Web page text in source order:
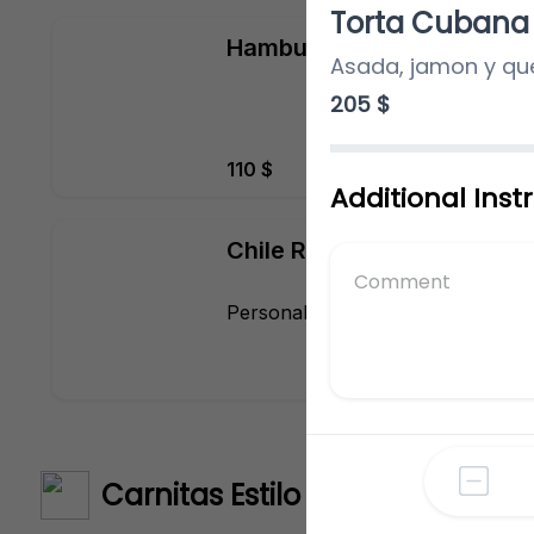
Hamburguesa con papas
110 $
Chile Relleno
Personaliza
Carnitas Estilo Michoacan
Torta Cubana
Asada, jamon y
205 $
Additional